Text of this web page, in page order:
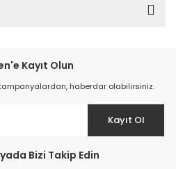
Kayıt Olun
haberdar olabilirsiniz.
Kayıt Ol
Bizi Takip Edin